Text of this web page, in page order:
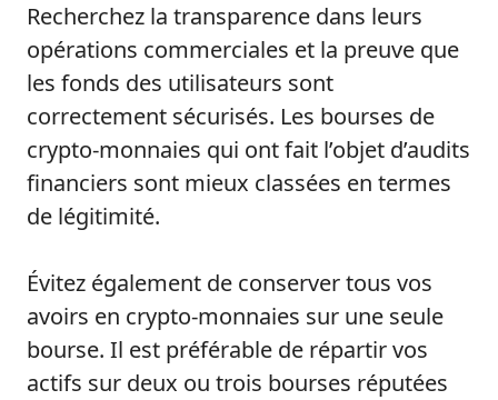
Recherchez la transparence dans leurs
opérations commerciales et la preuve que
les fonds des utilisateurs sont
correctement sécurisés. Les bourses de
crypto-monnaies qui ont fait l’objet d’audits
financiers sont mieux classées en termes
de légitimité.
Évitez également de conserver tous vos
avoirs en crypto-monnaies sur une seule
bourse. Il est préférable de répartir vos
actifs sur deux ou trois bourses réputées